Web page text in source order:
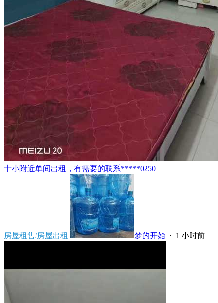
十小附近单间出租，有需要的联系*****0250
房屋租售/房屋出租 梦的开始 · 1 小时前